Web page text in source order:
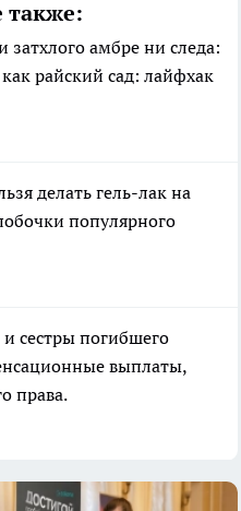
также:
амбре ни следа:
райский сад: лайфхак
делать гель-лак на
популярного
сестры погибшего
выплаты,
права.